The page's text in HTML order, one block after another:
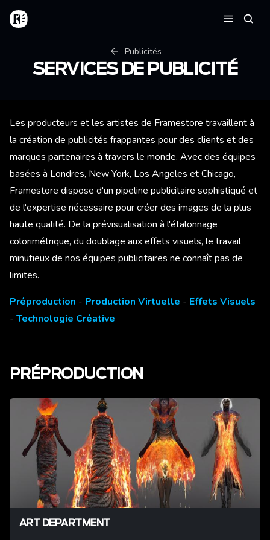
Aller au contenu principal
Accueil
Publicités
SERVICES DE PUBLICITÉ
Les producteurs et les artistes de Framestore travaillent à
la création de publicités frappantes pour des clients et des
marques partenaires à travers le monde. Avec des équipes
basées à Londres, New York, Los Angeles et Chicago,
Framestore dispose d'un pipeline publicitaire sophistiqué et
de l'expertise nécessaire pour créer des images de la plus
haute qualité. De la prévisualisation à l'étalonnage
colorimétrique, du doublage aux effets visuels, le travail
minutieux de nos équipes publicitaires ne connaît pas de
limites.
Préproduction - Production Virtuelle - Effets Visuels
- Technologie Créative
PRÉPRODUCTION
ART DEPARTMENT